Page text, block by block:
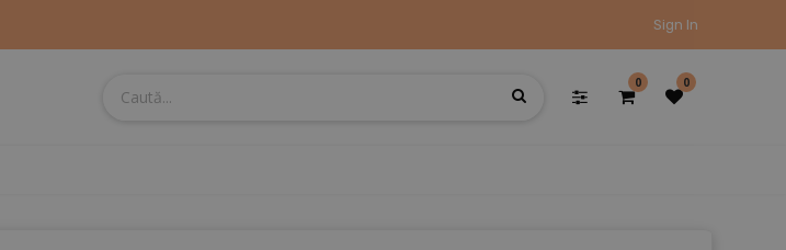
Sign In
0 0